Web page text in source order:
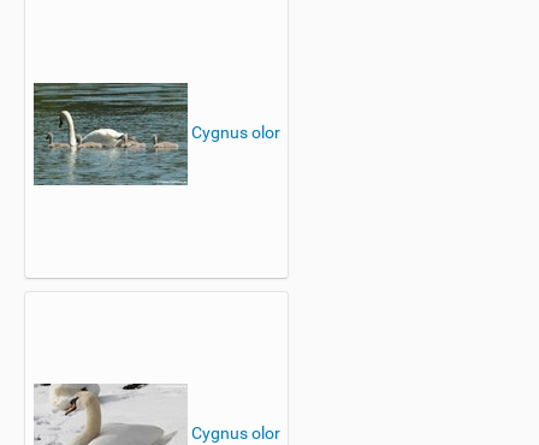
Cygnus olor
Cygnus olor